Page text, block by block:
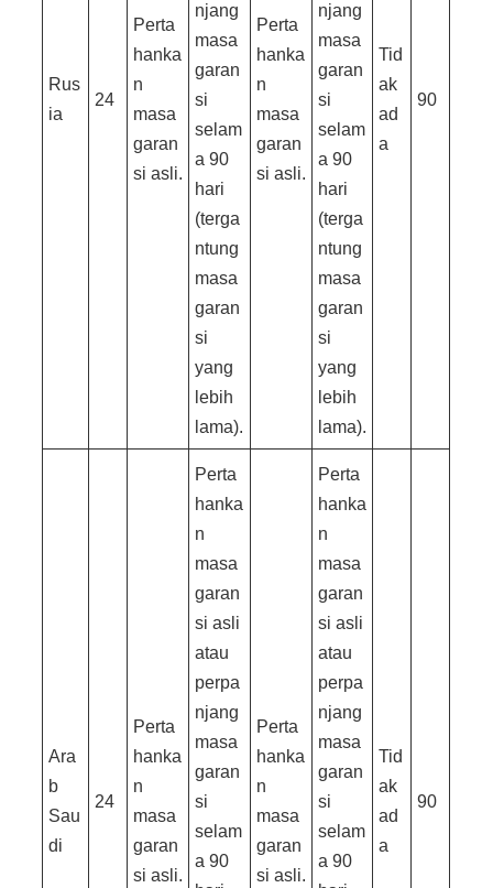
Rus
ia
24
Perta
hanka
n
masa
garan
si asli.
njang
masa
garan
si
selam
a 90
hari
(terga
ntung
masa
garan
si
yang
lebih
lama).
Perta
hanka
n
masa
garan
si asli.
njang
masa
garan
si
selam
a 90
hari
(terga
ntung
masa
garan
si
yang
lebih
lama).
Tid
ak
ad
a
90
Ara
b
Sau
di
24
Perta
hanka
n
masa
garan
si asli.
Perta
hanka
n
masa
garan
si asli
atau
perpa
njang
masa
garan
si
selam
a 90
Perta
hanka
n
masa
garan
si asli.
Perta
hanka
n
masa
garan
si asli
atau
perpa
njang
masa
garan
si
selam
a 90
Tid
ak
ad
a
90